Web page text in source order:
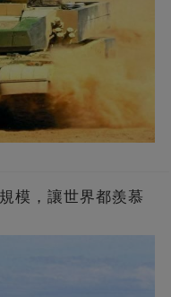
模，讓世界都羨慕